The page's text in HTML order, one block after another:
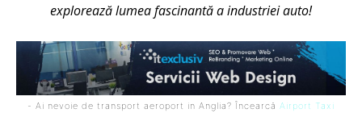
explorează lumea fascinantă a industriei auto!
- Ai nevoie de transport aeroport in Anglia? Încearcă Airport Taxi